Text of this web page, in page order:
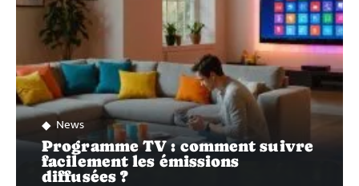
News
Programme TV : comment suivre
facilement les émissions
diffusées ?